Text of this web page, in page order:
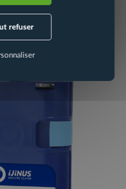
latransmission cryptée
client ou à la plateforme web
d’anomalie.
refuser